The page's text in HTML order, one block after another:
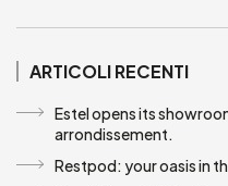
ARTICOLI RECENTI
Estel opens its
arrondissement.
Restpod: your oasis in